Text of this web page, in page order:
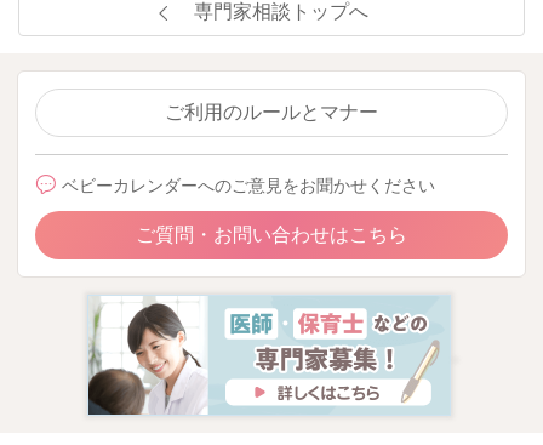
専門家相談トップへ
ご利用のルールとマナー
ベビーカレンダーへのご意見をお聞かせください
ご質問・お問い合わせはこちら